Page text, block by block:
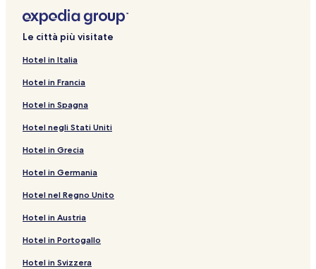
r
e
a
a
i
n
a
d
l
a
e
g
u
e
p
r
l
p
g
i
n
a
e
l
s
e
g
u
Le città più visitate
Hotel in Italia
Hotel in Francia
Hotel in Spagna
Hotel negli Stati Uniti
Hotel in Grecia
Hotel in Germania
Hotel nel Regno Unito
Hotel in Austria
Hotel in Portogallo
Hotel in Svizzera